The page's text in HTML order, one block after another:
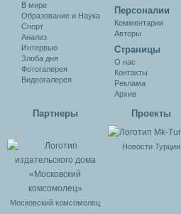
В мире
Образование и Наука
Спорт
Анализ
Интервью
Злоба дня
Фотогалерея
Видеогалерея
Персоналии
Комментарии
Авторы
Cтраницы
О нас
Контакты
Реклама
Архив
Партнеры
Московский комсомолец
Проекты
Новости Турции